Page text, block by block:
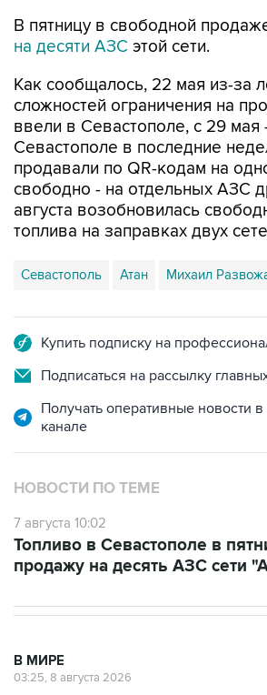
В пятницу в свободной
на десяти АЗС этой сети.
Как сообщалось, 22 мая из-за
сложностей ограничения на
ввели в Севастополе, с 29
Севастополе в последние
продавали по QR-кодам на
свободно - на отдельных АЗС
августа возобновилась
топлива на заправках двух
Севастополь Атан Михаил
Купить подписку на
Подписаться на рассылку
Получать оперативные новости
канале
НОВОСТИ ПО ТЕМЕ
7 августа 10:02
Топливо в Севастополе в
продажу на десять АЗС сети
В МИРЕ
03:25, 8 августа 2026